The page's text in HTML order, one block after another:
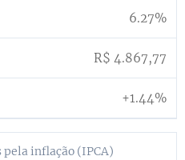
6.27%
R$ 4.867,77
+1.44%
inflação (IPCA)